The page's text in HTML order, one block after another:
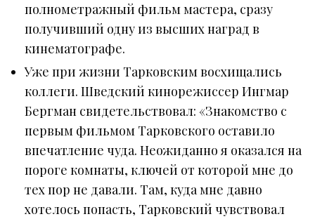
полнометражный фильм мастера, сразу
получивший одну из высших наград в
кинематографе.
Уже при жизни Тарковским восхищались
коллеги. Шведский кинорежиссер Ингмар
Бергман свидетельствовал: «Знакомство с
первым фильмом Тарковского оставило
впечатление чуда. Неожиданно я оказался на
пороге комнаты, ключей от которой мне до
тех пор не давали. Там, куда мне давно
хотелось попасть, Тарковский чувствовал